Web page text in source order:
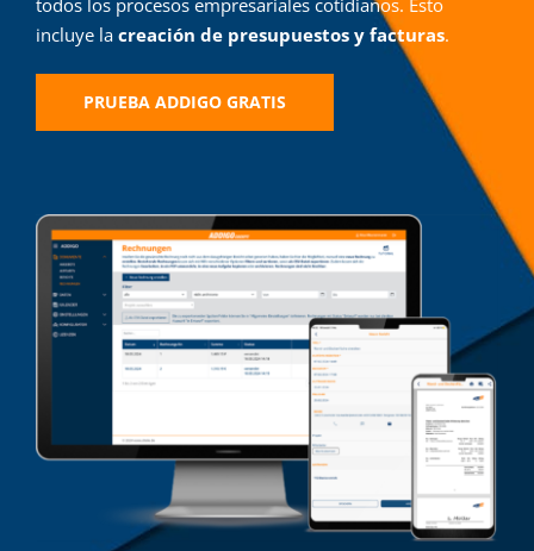
Iniciar sesión
incluye la creación de presupuestos y facturas.
PRUEBA ADDIGO GRATIS